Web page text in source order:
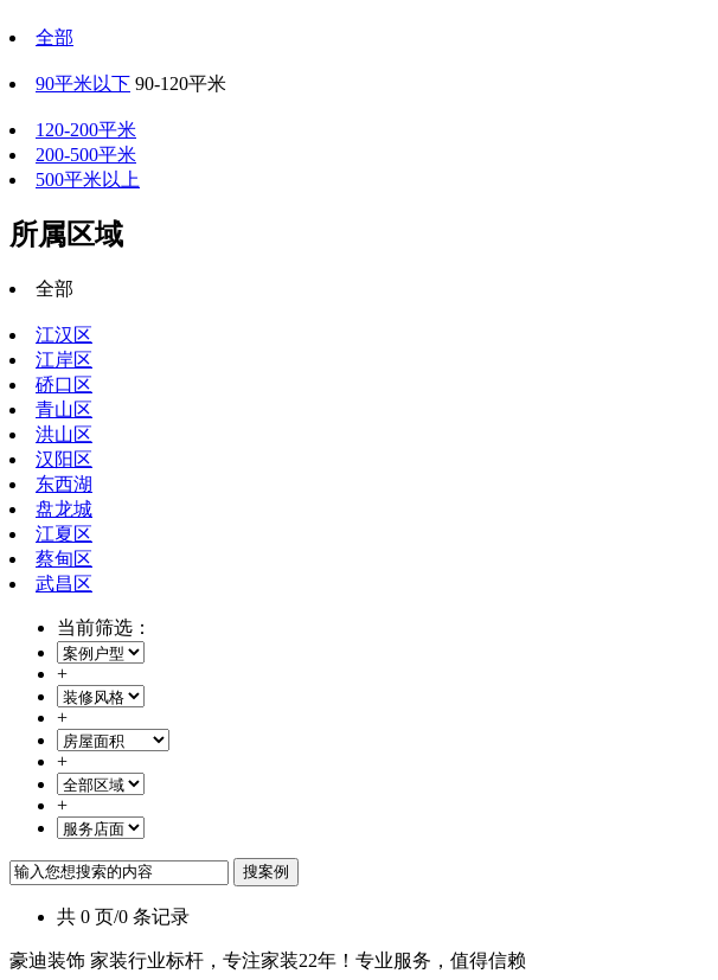
全部
90平米以下 90-120平米
120-200平米
200-500平米
500平米以上
所属区域
全部
江汉区
江岸区
硚口区
青山区
洪山区
汉阳区
东西湖
盘龙城
江夏区
蔡甸区
武昌区
当前筛选：
+
+
+
+
共 0 页/0 条记录
豪迪装饰 家装行业标杆，专注家装22年！专业服务，值得信赖